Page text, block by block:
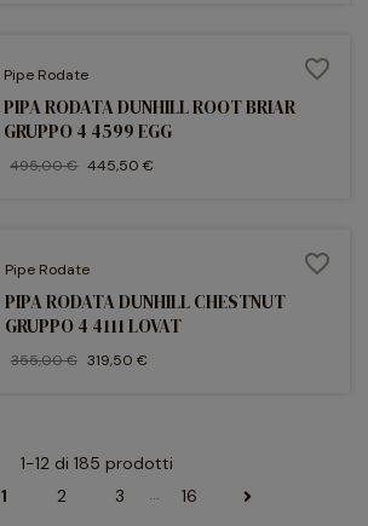
Pipe Rodate
PIPA RODATA DUNHILL ROOT BRIAR
GRUPPO 4 4599 EGG
495,00 € 445,50 €
favorite_border
Pipe Rodate
PIPA RODATA DUNHILL CHESTNUT
GRUPPO 4 4111 LOVAT
355,00 € 319,50 €
favorite_border
1-12 di 185 prodotti
1 2 3 16